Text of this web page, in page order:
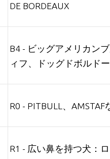
DE BORDEAUX
B4 - ビッグアメリカン
ィフ、ドッグドボルドー
R0 - PITBULL、AMSTAF
R1 - 広い鼻を持つ犬：